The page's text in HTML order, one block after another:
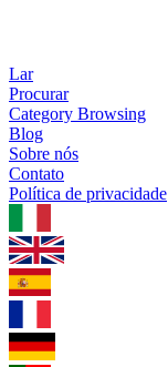
Lar
Procurar
Category Browsing
Blog
Sobre nós
Contato
Política de privacidade